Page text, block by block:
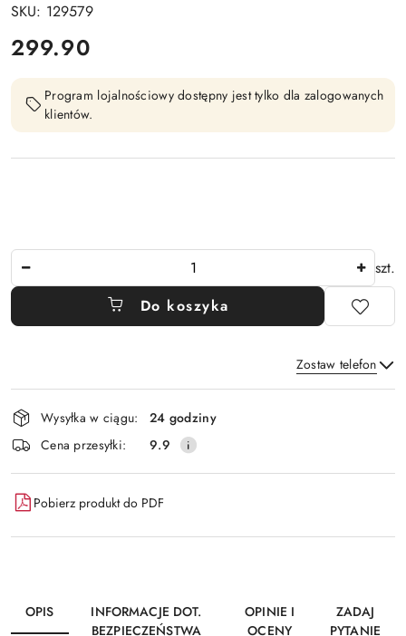
SKU: 129579
cena:
299.90
Program lojalnościowy dostępny jest tylko dla zalogowanych
klientów.
szt.
Do koszyka
Zostaw telefon
Wyślij
Dostępność
i
dostawa
Wysyłka w ciągu:
24 godziny
Cena przesyłki:
9.9
Pobierz produkt do PDF
OPIS
INFORMACJE DOT.
BEZPIECZEŃSTWA
OPINIE I
OCENY
ZADAJ
PYTANIE